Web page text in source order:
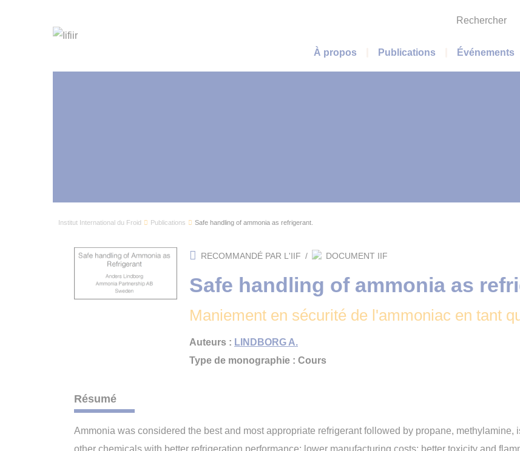
Rechercher
Menu principal
À propos Publications Événements
Institut International du Froid Publications Safe handling of ammonia as refrigerant.
RECOMMANDÉ PAR L'IIF / DOCUMENT IIF
Maniement en sécurité de l'ammoniac en tant
Safe handling of ammonia as
Auteurs : LINDBORG A.
Type de monographie : Cours
Résumé
Ammonia was considered the best and most appropriate refrigerant followed by propane, methylamine,
other chemicals with better refrigeration performance; lower manufacturing costs; better toxicity and